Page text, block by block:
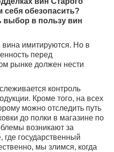
себя обезопасить?
выбор в пользу вин
имитируются. Но в
перед
рынке должен нести
контроль
Кроме того, на всех
можно отследить путь
до полки в магазине по
возникают за
государственный
мы злимся, когда